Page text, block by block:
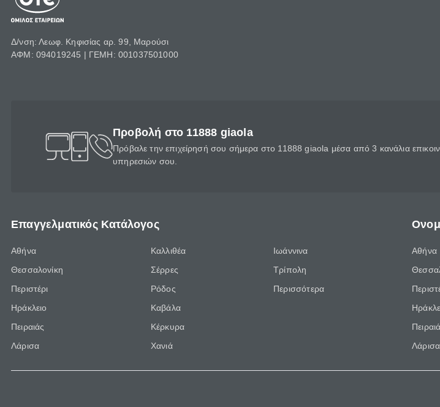
Δ/νση: Λεωφ. Κηφισίας αρ. 99, Μαρούσι
ΑΦΜ: 094019245 | ΓΕΜΗ: 001037501000
Προβολή στο 11888 giaola
Πρόβαλε την επιχείρησή σου σήμερα στο 11888 giaola μέσα από 3 κανάλια
υπηρεσιών σου.
Επαγγελματικός Κατάλογος
Αθήνα
Θεσσαλονίκη
Περιστέρι
Ηράκλειο
Πειραιάς
Λάρισα
Καλλιθέα
Σέρρες
Ρόδος
Καβάλα
Κέρκυρα
Χανιά
Ιωάννινα
Τρίπολη
Περισσότερα
Αθήνα
Λάρισα